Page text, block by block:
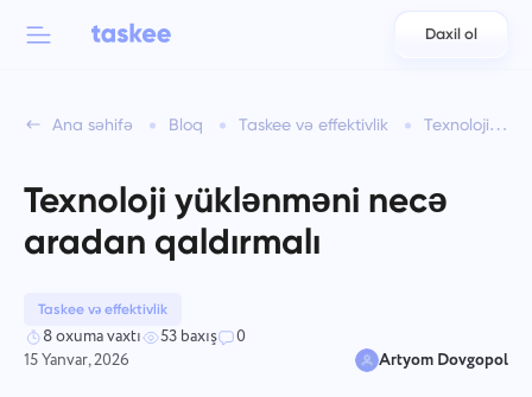
العربية
Azərbaycan
日本語
Daxil ol
Ana səhifə Bloq Taskee və effektivlik Texnoloji yüklənməni necə aradan qaldırmalı
Texnoloji yüklənməni necə
aradan qaldırmalı
Taskee və effektivlik
8 oxuma vaxtı 53 baxış
0
15 Yanvar, 2026
Artyom Dovgopol
Taskee xüsusiyyətləri
Haqqında öyrənin 7 daha çox ilhamverici xüsusiyyətlər
Komandalar üçün
Sənayelər
Şirkət növü